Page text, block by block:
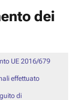
dei
UE 2016/679
effettuato
di